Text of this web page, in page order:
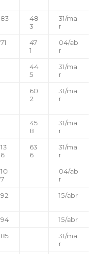
83
48
3
31/ma
r
71
47
1
04/ab
r
44
5
31/ma
r
60
2
31/ma
r
45
8
31/ma
r
13
6
63
6
31/ma
r
10
7
04/ab
r
92 15/abr
94 15/abr
85
31/ma
r